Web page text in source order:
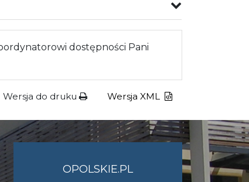
dostępności Pani
Wersja do druku Wersja XML
OPOLSKIE.PL